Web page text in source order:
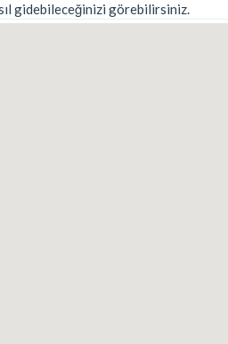
gidebileceğinizi görebilirsiniz.